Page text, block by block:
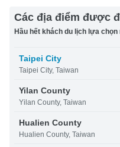
Các địa điểm được
Hầu hết khách du lịch lựa
Taipei City
Taipei City, Taiwan
Yilan County
Yilan County, Taiwan
Hualien County
Hualien County, Taiwan